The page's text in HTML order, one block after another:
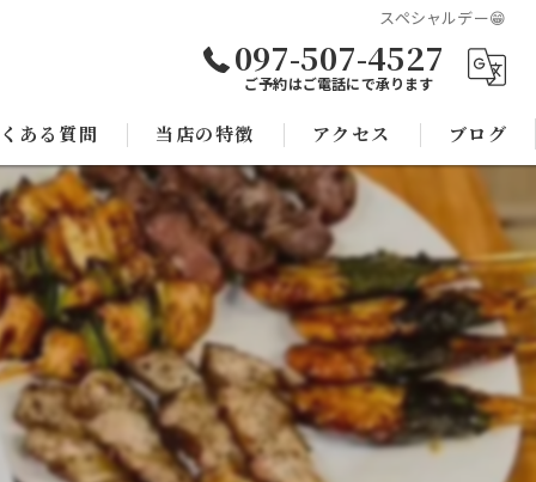
スペシャルデー😁
097-507-4527
ご予約はご電話にで承ります
ある質問 当店の特徴
焼き鳥
宴会
子連れ
スポーツ観戦
モツ鍋
アクセス ブログ
コラム